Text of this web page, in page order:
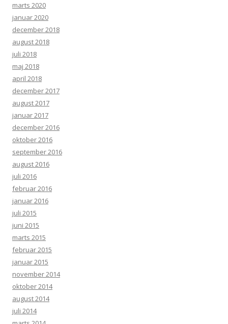
marts 2020
januar 2020
december 2018
august 2018
juli 2018
maj 2018
april 2018
december 2017
august 2017
januar 2017
december 2016
oktober 2016
september 2016
august 2016
juli 2016
februar 2016
januar 2016
juli 2015
juni 2015
marts 2015
februar 2015
januar 2015
november 2014
oktober 2014
august 2014
juli 2014